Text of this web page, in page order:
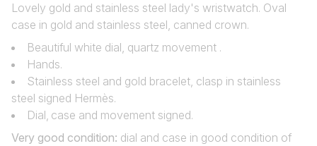
Lovely gold and stainless steel lady's wristwatch. Oval
case in gold and stainless steel, canned crown.
Beautiful white dial, quartz movement .
Hands.
Stainless steel and gold bracelet, clasp in stainless
steel signed Hermès.
Dial‚ case and movement signed.
Very good condition: dial and case in good condition of